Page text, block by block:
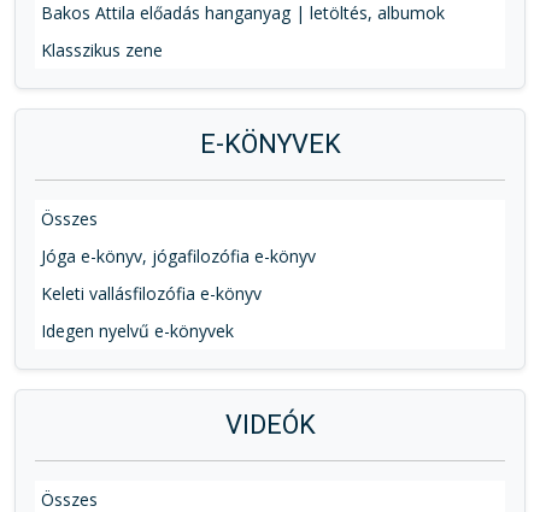
Bakos Attila előadás hanganyag | letöltés, albumok
Klasszikus zene
E-KÖNYVEK
Összes
Jóga e-könyv, jógafilozófia e-könyv
Keleti vallásfilozófia e-könyv
Idegen nyelvű e-könyvek
VIDEÓK
Összes